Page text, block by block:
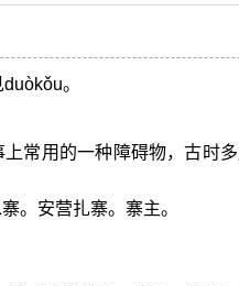
。
常用的一种障碍物，古时
。安营扎寨。寨主。